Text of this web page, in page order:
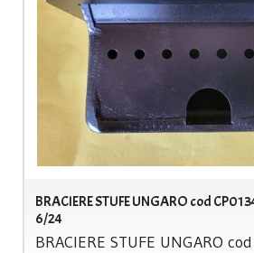
BRACIERE STUFE UNGARO cod
6/24
BRACIERE STUFE UNGARO